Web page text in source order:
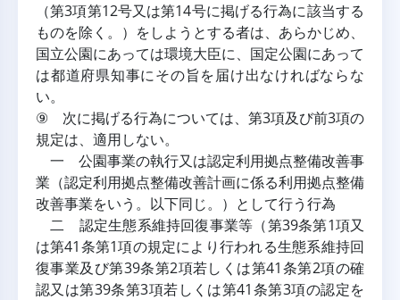
（第3項第12号又は第14号に掲げる行為に該当する
ものを除く。）をしようとする者は、あらかじめ、
国立公園にあっては環境大臣に、国定公園にあって
は都道府県知事にその旨を届け出なければならな
い。
⑨ 次に掲げる行為については、第3項及び前3項の
規定は、適用しない。
一 公園事業の執行又は認定利用拠点整備改善事
業（認定利用拠点整備改善計画に係る利用拠点整備
改善事業をいう。以下同じ。）として行う行為
二 認定生態系維持回復事業等（第39条第1項又
は第41条第1項の規定により行われる生態系維持回
復事業及び第39条第2項若しくは第41条第2項の確
認又は第39条第3項若しくは第41条第3項の認定を